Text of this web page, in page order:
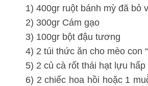
1) 400gr ruột bánh mỳ đã bỏ
2) 300gr Cám gạo
3) 100gr bột đậu tương
4) 2 túi thức ăn cho mèo con
5) 2 củ cà rốt thái hạt lựu hấp
6) 2 chiếc hoa hồi hoặc 1